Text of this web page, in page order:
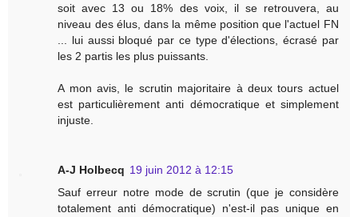
soit avec 13 ou 18% des voix, il se retrouvera, au
niveau des élus, dans la même position que l'actuel FN
... lui aussi bloqué par ce type d'élections, écrasé par
les 2 partis les plus puissants.
A mon avis, le scrutin majoritaire à deux tours actuel
est particulièrement anti démocratique et simplement
injuste.
A-J Holbecq 19 juin 2012 à 12:15
Sauf erreur notre mode de scrutin (que je considère
totalement anti démocratique) n'est-il pas unique en